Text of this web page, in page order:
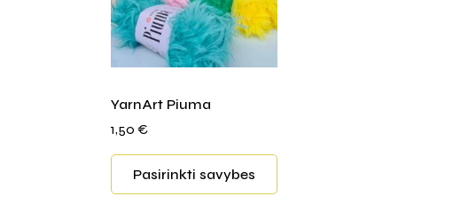
YarnArt Piuma
1,50 €
Pasirinkti savybes